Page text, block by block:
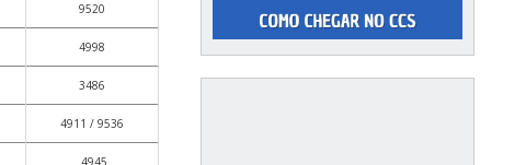
9520
4998
3486
4911 / 9536
4945